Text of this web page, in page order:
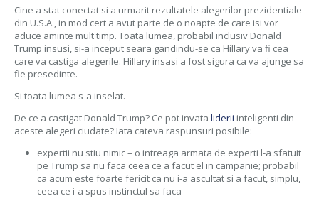
Cine a stat conectat si a urmarit rezultatele alegerilor prezidentiale
din U.S.A., in mod cert a avut parte de o noapte de care isi vor
aduce aminte mult timp. Toata lumea, probabil inclusiv Donald
Trump insusi, si-a inceput seara gandindu-se ca Hillary va fi cea
care va castiga alegerile. Hillary insasi a fost sigura ca va ajunge sa
fie presedinte.
Si toata lumea s-a inselat.
De ce a castigat Donald Trump? Ce pot invata liderii inteligenti din
aceste alegeri ciudate? Iata cateva raspunsuri posibile:
expertii nu stiu nimic – o intreaga armata de experti l-a sfatuit
pe Trump sa nu faca ceea ce a facut el in campanie; probabil
ca acum este foarte fericit ca nu i-a ascultat si a facut, simplu,
ceea ce i-a spus instinctul sa faca